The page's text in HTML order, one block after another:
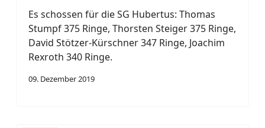
Es schossen für die SG Hubertus: Thomas
Stumpf 375 Ringe, Thorsten Steiger 375 Ringe,
David Stötzer-Kürschner 347 Ringe, Joachim
Rexroth 340 Ringe.
09. Dezember 2019